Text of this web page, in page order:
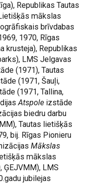
Republikas Tautas
mākslas
brīvdabas
1970, Rīgas
krusteja), Republikas
LMS Jelgavas
(1971), Tautas
(1971, Šauļi,
(1971, Tallina,
Atspole izstāde
biedru darbu
Tautas lietišķās
bij. Rīgas Pionieru
Mākslas
mākslas
ĢEJVMM), LMS
jubilejas